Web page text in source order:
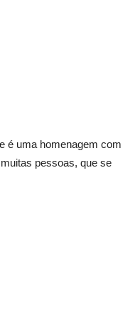
é uma homenagem com
pessoas, que se